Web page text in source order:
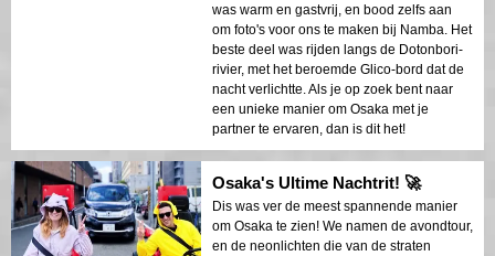
was warm en gastvrij, en bood zelfs aan
om foto's voor ons te maken bij Namba. Het
beste deel was rijden langs de Dotonbori-
rivier, met het beroemde Glico-bord dat de
nacht verlichtte. Als je op zoek bent naar
een unieke manier om Osaka met je
partner te ervaren, dan is dit het!
Osaka's Ultime Nachtrit! 🚀
Dis was ver de meest spannende manier
om Osaka te zien! We namen de avondtour,
en de neonlichten die van de straten